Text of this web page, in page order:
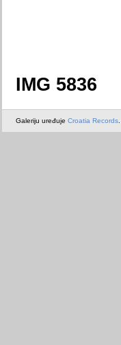
IMG 5836
Galeriju uređuje Croatia Records